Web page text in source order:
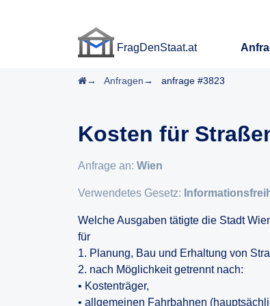
FragDenStaat.at
Startseite
Anfragen anfrage #3823
Kosten für
Anfrage an: Wien
Verwendetes Gesetz:
Welche Ausgaben tätigte die Stadt
für
1. Planung, Bau und Erhaltung von
2. nach Möglichkeit getrennt nach:
• Kostenträger,
• allgemeinen Fahrbahnen